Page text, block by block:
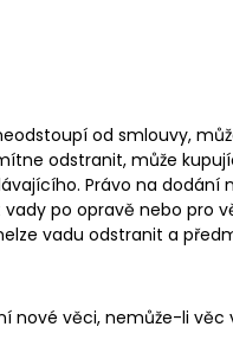
od smlouvy,
odstranit, může
Právo na
po opravě nebo
vadu odstranit a
věci, nemůže-li